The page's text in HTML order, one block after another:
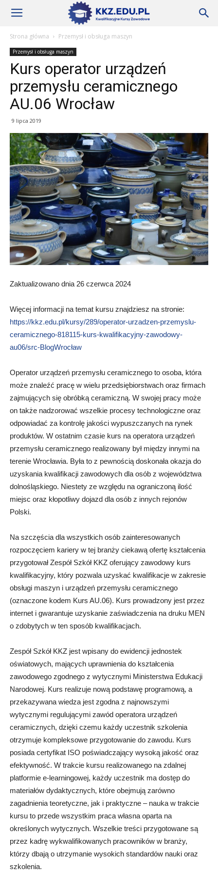
Szkoły
KKZ
Aktualności
Strona główna Przemysł i obsługa maszyn
Przemysł i obsługa maszyn
Kurs operator urządzeń
przemysłu ceramicznego
AU.06 Wrocław
9 lipca 2019
Zaktualizowano dnia 26 czerwca 2024
Więcej informacji na temat kursu znajdziesz na stronie:
https://kkz.edu.pl/kursy/289/operator-urzadzen-przemyslu-
ceramicznego-818115-kurs-kwalifikacyjny-zawodowy-
au06/src-BlogWrocław
Operator urządzeń przemysłu ceramicznego to osoba, która
może znaleźć pracę w wielu przedsiębiorstwach oraz firmach
zajmujących się obróbką ceramiczną. W swojej pracy może
on także nadzorować wszelkie procesy technologiczne oraz
odpowiadać za kontrolę jakości wypuszczanych na rynek
produktów. W ostatnim czasie kurs na operatora urządzeń
przemysłu ceramicznego realizowany był między innymi na
terenie Wrocławia. Była to z pewnością doskonała okazja do
uzyskania kwalifikacji zawodowych dla osób z województwa
dolnośląskiego. Niestety ze względu na ograniczoną ilość
miejsc oraz kłopotliwy dojazd dla osób z innych rejonów
Polski.
Na szczęścia dla wszystkich osób zainteresowanych
rozpoczęciem kariery w tej branży ciekawą ofertę kształcenia
przygotował Zespół Szkół KKZ oferujący zawodowy kurs
kwalifikacyjny, który pozwala uzyskać kwalifikacje w zakresie
obsługi maszyn i urządzeń przemysłu ceramicznego
(oznaczone kodem Kurs AU.06). Kurs prowadzony jest przez
internet i gwarantuje uzyskanie zaświadczenia na druku MEN
o zdobytych w ten sposób kwalifikacjach.
Zespół Szkół KKZ jest wpisany do ewidencji jednostek
oświatowych, mających uprawnienia do kształcenia
zawodowego zgodnego z wytycznymi Ministerstwa Edukacji
Narodowej. Kurs realizuje nową podstawę programową, a
przekazywana wiedza jest zgodna z najnowszymi
wytycznymi regulującymi zawód operatora urządzeń
ceramicznych, dzięki czemu każdy uczestnik szkolenia
otrzymuje kompleksowe przygotowanie do zawodu. Kurs
posiada certyfikat ISO poświadczający wysoką jakość oraz
efektywność. W trakcie kursu realizowanego na zdalnej
platformie e-learningowej, każdy uczestnik ma dostęp do
materiałów dydaktycznych, które obejmują zarówno
zagadnienia teoretyczne, jak i praktyczne – nauka w trakcie
kursu to przede wszystkim praca własna oparta na
określonych wytycznych. Wszelkie treści przygotowane są
przez kadrę wykwalifikowanych pracowników w branży,
którzy dbają o utrzymanie wysokich standardów nauki oraz
szkolenia.